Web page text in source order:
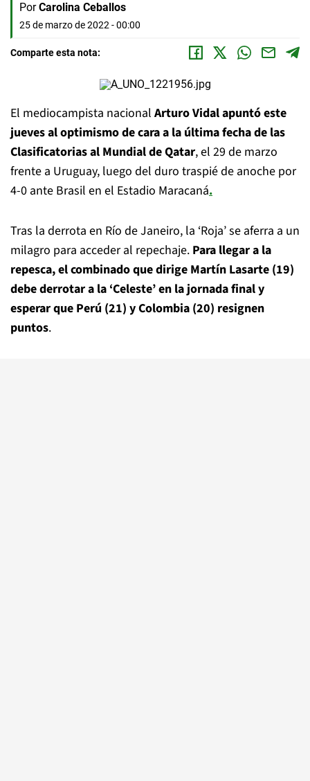
Por Carolina Ceballos
25 de marzo de 2022 - 00:00
Comparte esta nota:
El mediocampista nacional Arturo Vidal apuntó este
jueves al optimismo de cara a la última fecha de las
Clasificatorias al Mundial de Qatar, el 29 de marzo
frente a Uruguay, luego del duro traspié de anoche por
4-0 ante Brasil en el Estadio Maracaná.
Tras la derrota en Río de Janeiro, la ‘Roja’ se aferra a un
milagro para acceder al repechaje. Para llegar a la
repesca, el combinado que dirige Martín Lasarte (19)
debe derrotar a la ‘Celeste’ en la jornada final y
esperar que Perú (21) y Colombia (20) resignen
puntos.